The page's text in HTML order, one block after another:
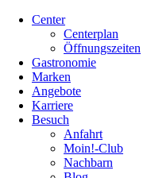
Center
Centerplan
Öffnungszeiten
Gastronomie
Marken
Angebote
Karriere
Besuch
Anfahrt
Moin!-Club
Nachbarn